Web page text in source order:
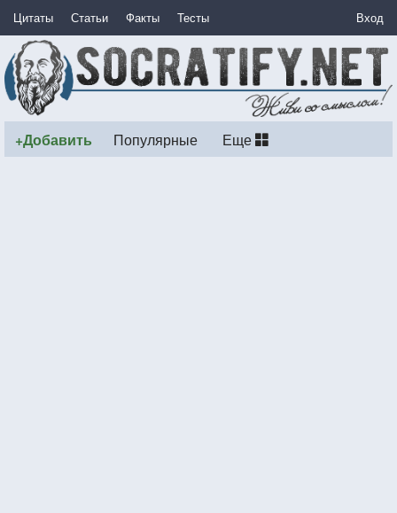
Цитаты Статьи Факты Тесты Вход
+Добавить Популярные Еще